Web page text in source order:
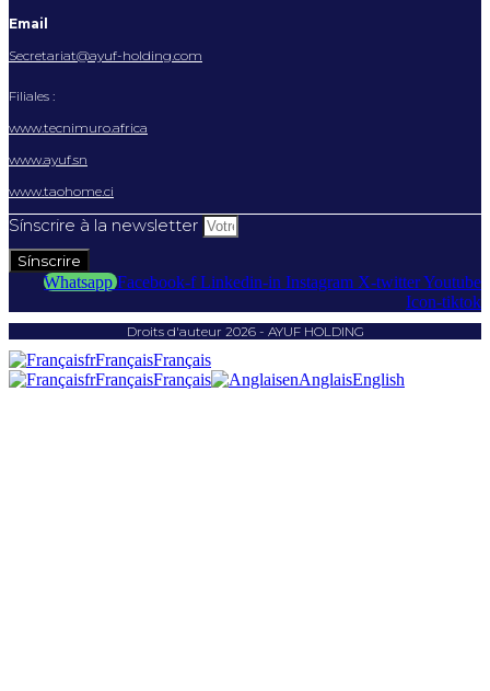
Email
Secretariat@ayuf-holding.com
Filiales :
www.tecnimuro.africa
www.ayuf.sn
www.taohome.ci
Sínscrire à la newsletter
Sínscrire
Whatsapp Facebook-f Linkedin-in Instagram X-twitterYoutube
Icon-tiktok
Droits d'auteur 2026 - AYUF HOLDING
frFrançaisFrançais
frFrançaisFrançais enAnglaisEnglish